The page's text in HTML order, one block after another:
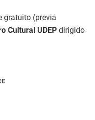
gratuito (previa
Cultural UDEP dirigido